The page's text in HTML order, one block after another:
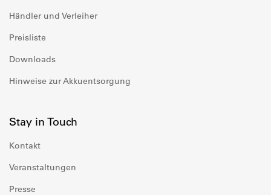
Händler und Verleiher
Preisliste
Downloads
Hinweise zur Akkuentsorgung
Stay in Touch
Kontakt
Veranstaltungen
Presse